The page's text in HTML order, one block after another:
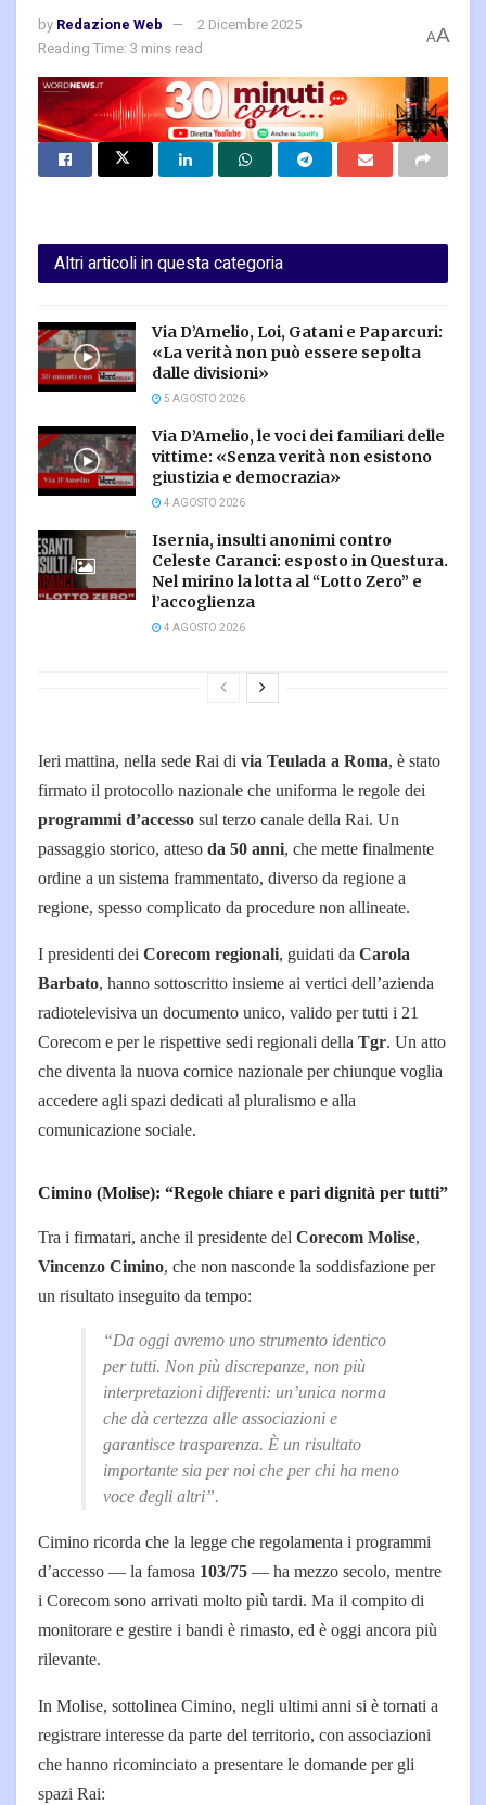
by Redazione Web
2 Dicembre 2025
Reading Time: 3 mins read
AA
Altri articoli in questa categoria
Via D’Amelio, Loi, Gatani e Paparcuri:
«La verità non può essere sepolta
dalle divisioni»
5 AGOSTO 2026
Via D’Amelio, le voci dei familiari delle
vittime: «Senza verità non esistono
giustizia e democrazia»
4 AGOSTO 2026
Isernia, insulti anonimi contro
Celeste Caranci: esposto in Questura.
Nel mirino la lotta al “Lotto Zero” e
l’accoglienza
4 AGOSTO 2026
Ieri mattina, nella sede Rai di via Teulada a Roma, è stato
firmato il protocollo nazionale che uniforma le regole dei
programmi d’accesso sul terzo canale della Rai. Un
passaggio storico, atteso da 50 anni, che mette finalmente
ordine a un sistema frammentato, diverso da regione a
regione, spesso complicato da procedure non allineate.
I presidenti dei Corecom regionali, guidati da Carola
Barbato, hanno sottoscritto insieme ai vertici dell’azienda
radiotelevisiva un documento unico, valido per tutti i 21
Corecom e per le rispettive sedi regionali della Tgr. Un atto
che diventa la nuova cornice nazionale per chiunque voglia
accedere agli spazi dedicati al pluralismo e alla
comunicazione sociale.
Cimino (Molise): “Regole chiare e pari dignità per tutti”
Tra i firmatari, anche il presidente del Corecom Molise,
Vincenzo Cimino, che non nasconde la soddisfazione per
un risultato inseguito da tempo:
“Da oggi avremo uno strumento identico
per tutti. Non più discrepanze, non più
interpretazioni differenti: un’unica norma
che dà certezza alle associazioni e
garantisce trasparenza. È un risultato
importante sia per noi che per chi ha meno
voce degli altri”.
Cimino ricorda che la legge che regolamenta i programmi
d’accesso — la famosa 103/75 — ha mezzo secolo, mentre
i Corecom sono arrivati molto più tardi. Ma il compito di
monitorare e gestire i bandi è rimasto, ed è oggi ancora più
rilevante.
In Molise, sottolinea Cimino, negli ultimi anni si è tornati a
registrare interesse da parte del territorio, con associazioni
che hanno ricominciato a presentare le domande per gli
spazi Rai: